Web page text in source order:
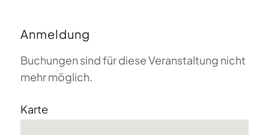
Anmeldung
Buchungen sind für diese Veranstaltung nicht
mehr möglich.
Karte